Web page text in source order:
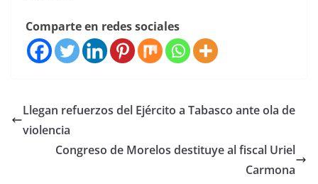
Comparte en redes sociales
Llegan refuerzos del Ejército a Tabasco ante ola de
violencia
Congreso de Morelos destituye al fiscal Uriel
Carmona